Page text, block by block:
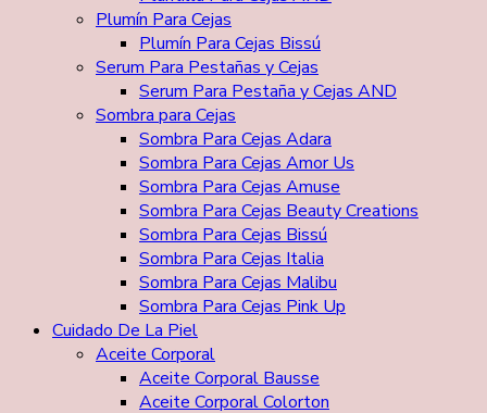
Plumín Para Cejas
Plumín Para Cejas Bissú
Serum Para Pestañas y Cejas
Serum Para Pestaña y Cejas AND
Sombra para Cejas
Sombra Para Cejas Adara
Sombra Para Cejas Amor Us
Sombra Para Cejas Amuse
Sombra Para Cejas Beauty Creations
Sombra Para Cejas Bissú
Sombra Para Cejas Italia
Sombra Para Cejas Malibu
Sombra Para Cejas Pink Up
Cuidado De La Piel
Aceite Corporal
Aceite Corporal Bausse
Aceite Corporal Colorton